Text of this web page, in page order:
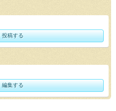
投稿する
編集する